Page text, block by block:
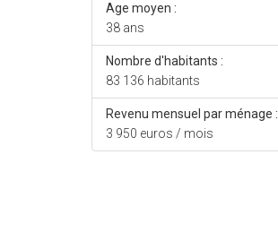
Age moyen :
38 ans
Nombre d'habitants :
83 136 habitants
Revenu mensuel par ménage :
3 950 euros / mois